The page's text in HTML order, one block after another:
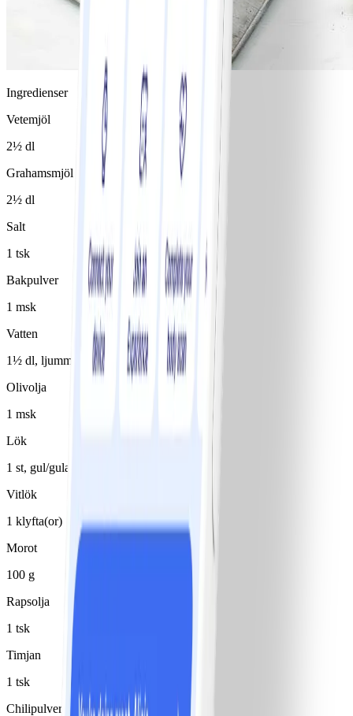
Ingredienser
Vetemjöl
2½ dl
Grahamsmjöl
2½ dl
Salt
1 tsk
Bakpulver
1 msk
Vatten
1½ dl, ljummet
Olivolja
1 msk
Lök
1 st, gul/gula
Vitlök
1 klyfta(or)
Morot
100 g
Rapsolja
1 tsk
Timjan
1 tsk
Chilipulver